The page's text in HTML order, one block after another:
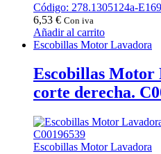
Código: 278.1305124a-E169
6,53 € Con iva
Añadir al carrito
Escobillas Motor Lavadora
Escobillas
corte derecha.
Escobillas Motor Lavadora